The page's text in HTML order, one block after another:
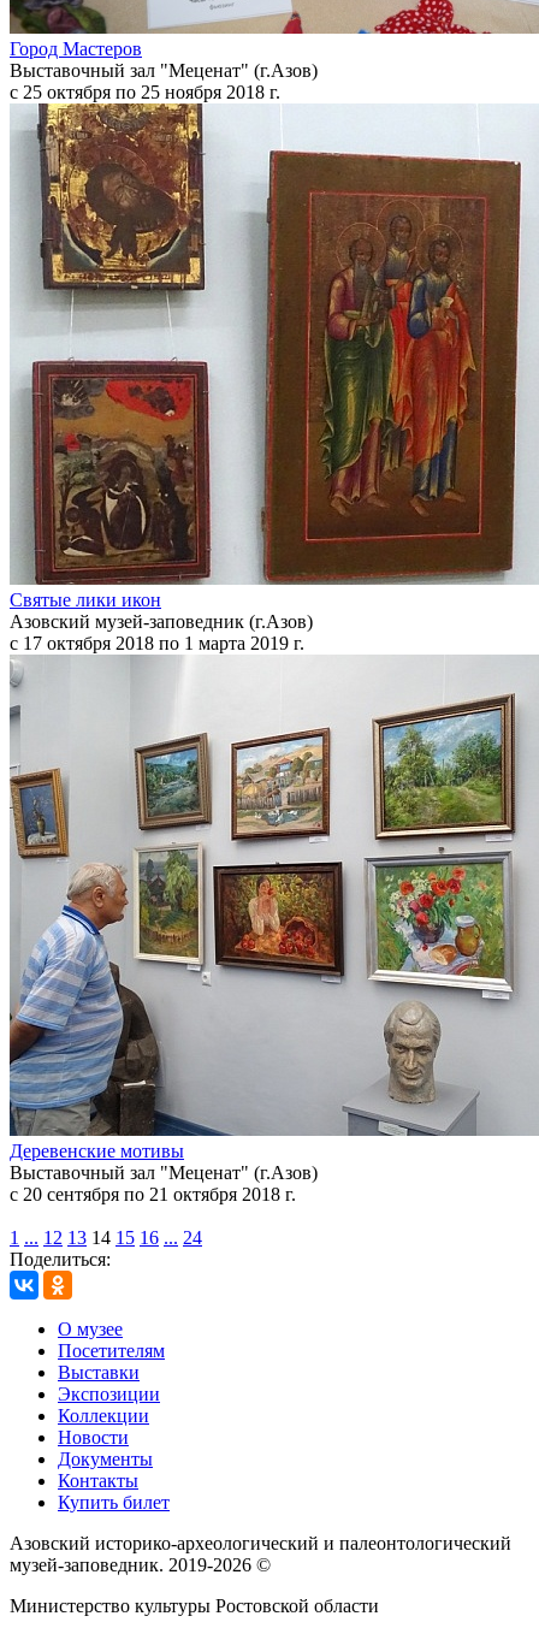
Город Мастеров
Выставочный зал "Меценат" (г.Азов)
с 25 октября по 25 ноября 2018 г.
Святые лики икон
Азовский музей-заповедник (г.Азов)
с 17 октября 2018 по 1 марта 2019 г.
Деревенские мотивы
Выставочный зал "Меценат" (г.Азов)
с 20 сентября по 21 октября 2018 г.
1 ... 12 13 14 15 16 ... 24
Поделиться:
О музее
Посетителям
Выставки
Экспозиции
Коллекции
Новости
Документы
Контакты
Купить билет
Азовский историко‑археологический и палеонтологический
музей‑заповедник. 2019-2026 ©
Министерство культуры Ростовской области